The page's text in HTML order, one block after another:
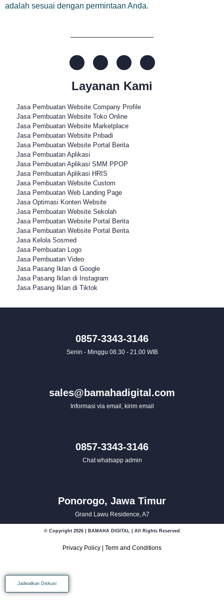
adalah sesuai dengan permintaan Anda.
Layanan Kami
Jasa Pembuatan Website Company Profile
Jasa Pembuatan Website Toko Online
Jasa Pembuatan Website Marketplace
Jasa Pembuatan Website Pribadi
Jasa Pembuatan Website Portal Berita
Jasa Pembuatan Aplikasi
Jasa Pembuatan Aplikasi SMM PPOP
Jasa Pembuatan Aplikasi HRIS
Jasa Pembuatan Website Custom
Jasa Pembuatan Web Landing Page
Jasa Optimasi Konten Website
Jasa Pembuatan Website Sekolah
Jasa Pembuatan Website Portal Berita
Jasa Pembuatan Website Portal Berita
Jasa Kelola Sosmed
Jasa Pembuatan Logo
Jasa Pembuatan Video
Jasa Pasang Iklan di Google
Jasa Pasang Iklan di Instagram
Jasa Pasang Iklan di Tiktok
0857-3343-3146
Senin - Minggu 08.30 - 21.00 WIB
sales@bamahadigital.com
Informasi via email, kirim email
0857-3343-3146
Chat whatsapp admin
Ponorogo, Jawa Timur
Grand Lawu Residence, A7
© Copyright 2026 | BAMAHA DIGITAL | All Rights Reserved
Privacy Policy | Term and Conditions
Jadwalkan Diskusi